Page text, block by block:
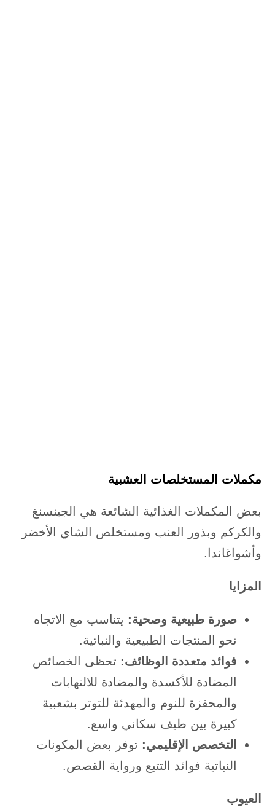
مكملات المستخلصات العشبية
بعض المكملات الغذائية الشائعة هي الجينسنغ
والكركم وبذور العنب ومستخلص الشاي الأخضر
وأشواغاندا.
المزايا
صورة طبيعية وصحية: يتناسب مع الاتجاه
نحو المنتجات الطبيعية والنباتية.
فوائد متعددة الوظائف: تحظى الخصائص
المضادة للأكسدة والمضادة للالتهابات
والمحفزة للنوم والمهدئة للتوتر بشعبية
كبيرة بين طيف سكاني واسع.
التخصص الإقليمي: توفر بعض المكونات
النباتية فوائد التتبع ورواية القصص.
العيوب